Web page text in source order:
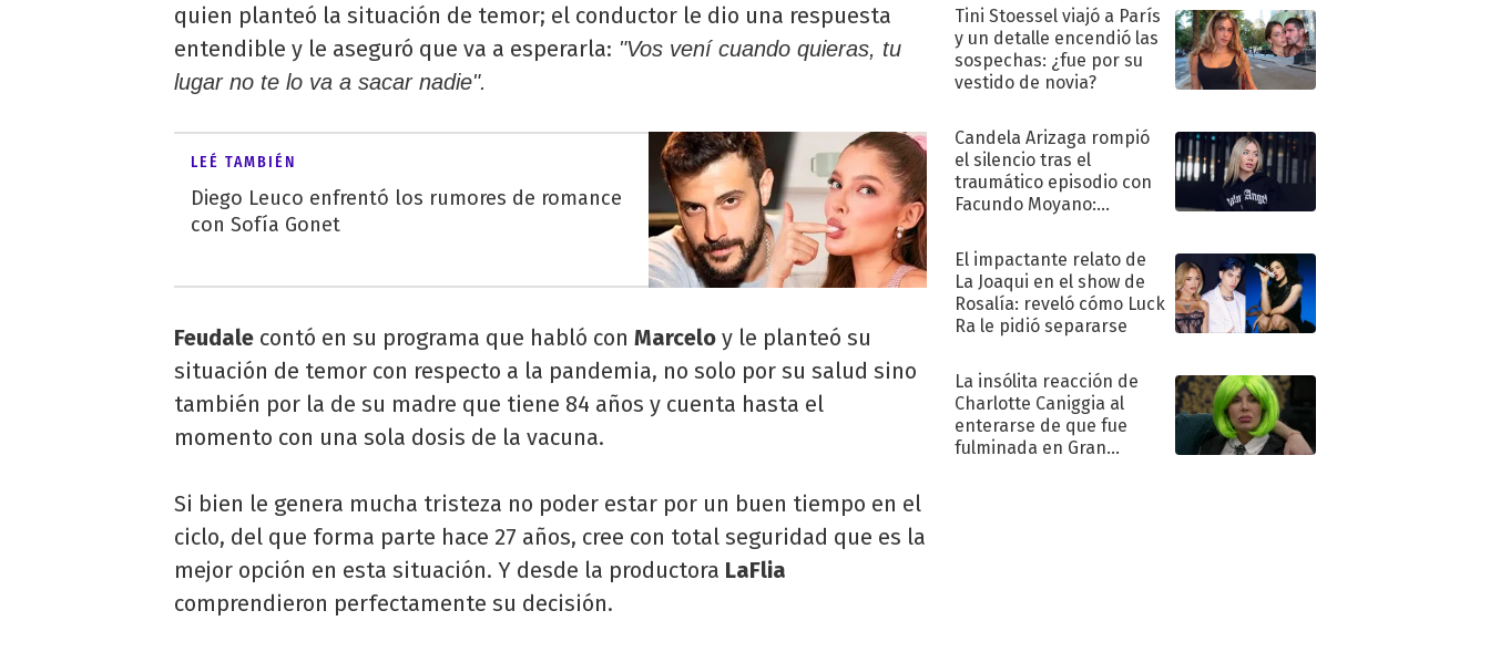
quien planteó la situación de temor; el conductor le dio una respuesta
entendible y le aseguró que va a esperarla: "Vos vení cuando quieras, tu
lugar no te lo va a sacar nadie".
LEÉ TAMBIÉN
Diego Leuco enfrentó los rumores de romance
con Sofía Gonet
Feudale contó en su programa que habló con Marcelo y le planteó su
situación de temor con respecto a la pandemia, no solo por su salud sino
también por la de su madre que tiene 84 años y cuenta hasta el
momento con una sola dosis de la vacuna.
Si bien le genera mucha tristeza no poder estar por un buen tiempo en el
ciclo, del que forma parte hace 27 años, cree con total seguridad que es la
mejor opción en esta situación. Y desde la productora LaFlia
comprendieron perfectamente su decisión.
Tini Stoessel viajó a París
y un detalle encendió las
sospechas: ¿fue por su
vestido de novia?
Candela Arizaga rompió
el silencio tras el
traumático episodio con
Facundo Moyano:
El impactante relato de
La Joaqui en el show de
Rosalía: reveló cómo Luck
Ra le pidió separarse
La insólita reacción de
Charlotte Caniggia al
enterarse de que fue
fulminada en Gran